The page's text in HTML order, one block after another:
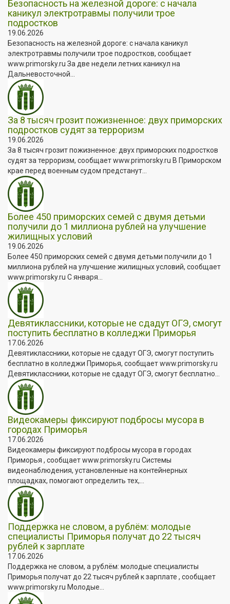
Безопасность на железной дороге: с начала
каникул электротравмы получили трое
подростков
19.06.2026
Безопасность на железной дороге: с начала каникул
электротравмы получили трое подростков, сообщает
www.primorsky.ru За две недели летних каникул на
Дальневосточной...
За 8 тысяч грозит пожизненное: двух приморских
подростков судят за терроризм
19.06.2026
За 8 тысяч грозит пожизненное: двух приморских подростков
судят за терроризм, сообщает www.primorsky.ru В Приморском
крае перед военным судом предстанут...
Более 450 приморских семей с двумя детьми
получили до 1 миллиона рублей на улучшение
жилищных условий
19.06.2026
Более 450 приморских семей с двумя детьми получили до 1
миллиона рублей на улучшение жилищных условий, сообщает
www.primorsky.ru С января...
Девятиклассники, которые не сдадут ОГЭ, смогут
поступить бесплатно в колледжи Приморья
17.06.2026
Девятиклассники, которые не сдадут ОГЭ, смогут поступить
бесплатно в колледжи Приморья, сообщает www.primorsky.ru
Девятиклассники, которые не сдадут ОГЭ, смогут бесплатно...
Видеокамеры фиксируют подбросы мусора в
городах Приморья
17.06.2026
Видеокамеры фиксируют подбросы мусора в городах
Приморья , сообщает www.primorsky.ru Системы
видеонаблюдения, установленные на контейнерных
площадках, помогают определить тех,...
Поддержка не словом, а рублём: молодые
специалисты Приморья получат до 22 тысяч
рублей к зарплате
17.06.2026
Поддержка не словом, а рублём: молодые специалисты
Приморья получат до 22 тысяч рублей к зарплате , сообщает
www.primorsky.ru Молодые...